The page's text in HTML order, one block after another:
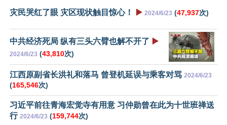
灾民哭红了眼 灾区现状触目惊心！ ▶️ 2024/6/23 (47,937次)
中共经济死局 纵有三头六臂也解不开了 ▶️
2024/6/23 (43,810次)
江西原副省长洪礼和落马 曾登机延误与乘客对骂 2024/6/23
(165,546次)
习近平前往青海宏觉寺有用意 习仲勋曾在此为十世班禅送
行 2024/6/23 (159,744次)